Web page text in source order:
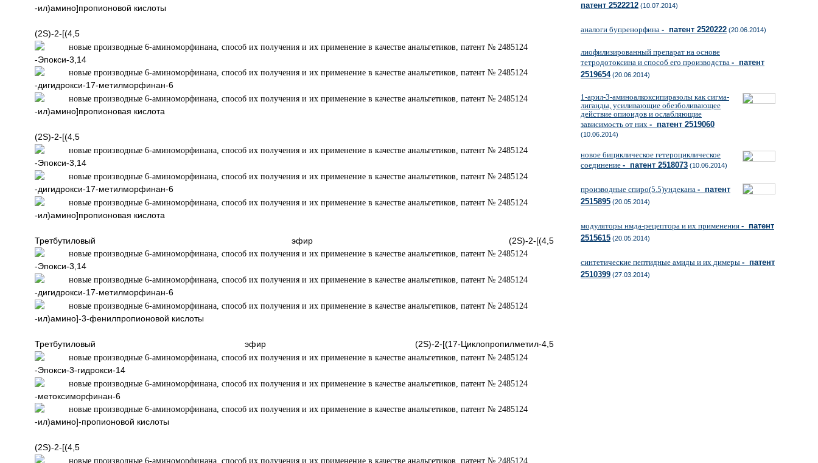
-ил)амино]пропионовой кислоты
(2S)-2-[(4,5
-Эпокси-3,14
-дигидрокси-17-метилморфинан-6
-ил)амино]пропионовая кислота
(2S)-2-[(4,5
-Эпокси-3,14
-дигидрокси-17-метилморфинан-6
-ил)амино]пропионовая кислота
Третбутиловый эфир (2S)-2-[(4,5
-Эпокси-3,14
-дигидрокси-17-метилморфинан-6
-ил)амино]-3-фенилпропионовой кислоты
Третбутиловый эфир (2S)-2-[(17-Циклопропилметил-4,5
-Эпокси-3-гидрокси-14
-метоксиморфинан-6
-ил)амино]-пропионовой кислоты
(2S)-2-[(4,5
патент 2522212 (10.07.2014)
аналоги бупренорфина - патент 2520222 (20.06.2014)
лиофилизированный препарат на основе
тетродотоксина и способ его производства - патент
2519654(20.06.2014)
1-арил-3-аминоалкоксипиразолы как сигма-
лиганды, усиливающие обезболивающее
действие опиоидов и ослабляющие
зависимость от них - патент 2519060
(10.06.2014)
новое бициклическое гетероциклическое
соединение - патент 2518073 (10.06.2014)
производные спиро(5.5)ундекана - патент
2515895 (20.05.2014)
модуляторы нмда-рецептора и их применения - патент
2515615 (20.05.2014)
синтетические пептидные амиды и их димеры - патент
2510399 (27.03.2014)